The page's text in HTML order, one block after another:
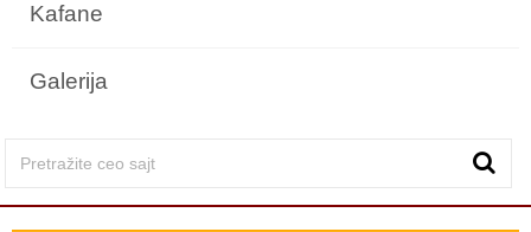
Kafane
Galerija